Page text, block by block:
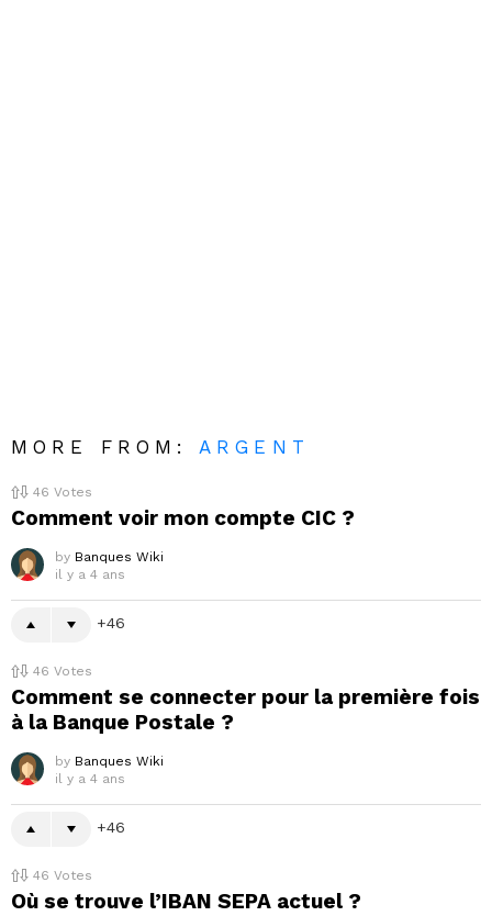
MORE FROM:ARGENT
46 Votes
Comment voir mon compte CIC ?
by Banques Wiki
il y a 4 ans
46
46 Votes
Comment se connecter pour la première fois
à la Banque Postale ?
by Banques Wiki
il y a 4 ans
46
46 Votes
Où se trouve l’IBAN SEPA actuel ?